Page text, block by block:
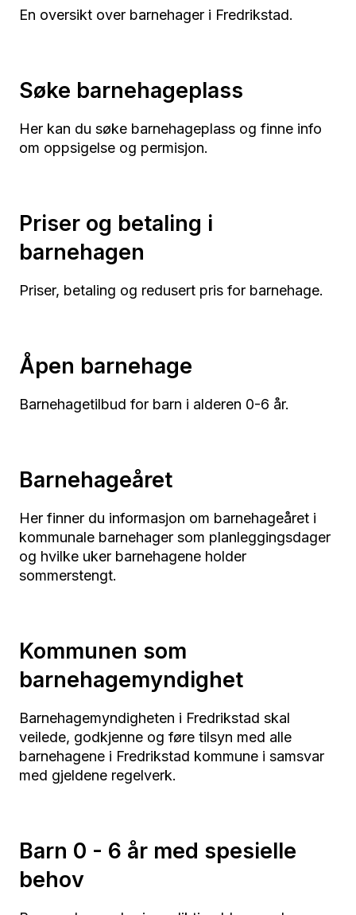
En oversikt over barnehager i Fredrikstad.
Søke barnehageplass
Her kan du søke barnehageplass og finne info
om oppsigelse og permisjon.
Priser og betaling i
barnehagen
Priser, betaling og redusert pris for barnehage.
Åpen barnehage
Barnehagetilbud for barn i alderen 0-6 år.
Barnehageåret
Her finner du informasjon om barnehageåret i
kommunale barnehager som planleggingsdager
og hvilke uker barnehagene holder
sommerstengt.
Kommunen som
barnehagemyndighet
Barnehagemyndigheten i Fredrikstad skal
veilede, godkjenne og føre tilsyn med alle
barnehagene i Fredrikstad kommune i samsvar
med gjeldene regelverk.
Barn 0 - 6 år med spesielle
behov